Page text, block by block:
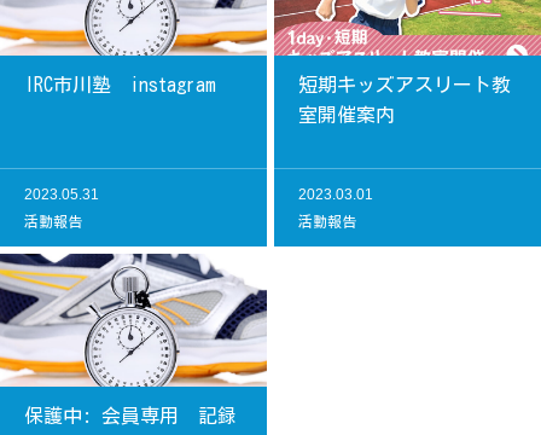
IRC市川塾 instagram
2023.05.31
活動報告
短期キッズアスリート教
室開催案内
2023.03.01
活動報告
保護中: 会員専用 記録